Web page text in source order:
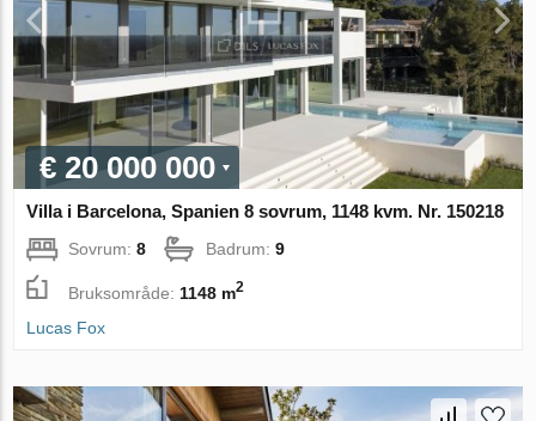
€ 20 000 000
Villa i Barcelona, Spanien 8 sovrum, 1148 kvm. Nr. 150218
Sovrum:8 Badrum:9
Bruksområde: 1148 m2
Lucas Fox